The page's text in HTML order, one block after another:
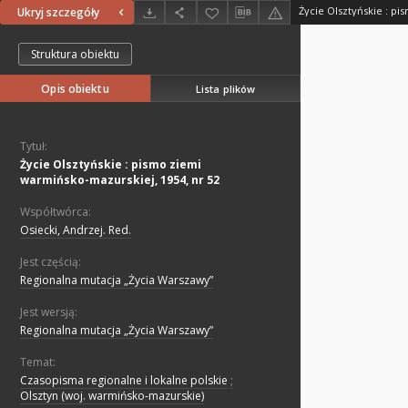
Ukryj szczegóły
Struktura obiektu
Opis obiektu Lista plików
Tytuł:
Życie Olsztyńskie : pismo ziemi
warmińsko-mazurskiej, 1954, nr 52
Współtwórca:
Osiecki, Andrzej. Red.
Jest częścią:
Regionalna mutacja „Życia Warszawy”
Jest wersją:
Regionalna mutacja „Życia Warszawy”
Temat:
Czasopisma regionalne i lokalne polskie ;
Olsztyn (woj. warmińsko-mazurskie)